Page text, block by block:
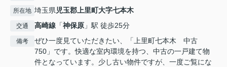
所在地 埼玉県児玉郡上里町大字七本木
交通 高崎線 「神保原 」駅 徒歩25分
備考
ぜひ一度見ていただきたい、「上里町七本木 中古
750」です。快適な室内環境を持つ、中古の一戸建て物
件となっています。少し古い物件ですが、一度ご覧にな